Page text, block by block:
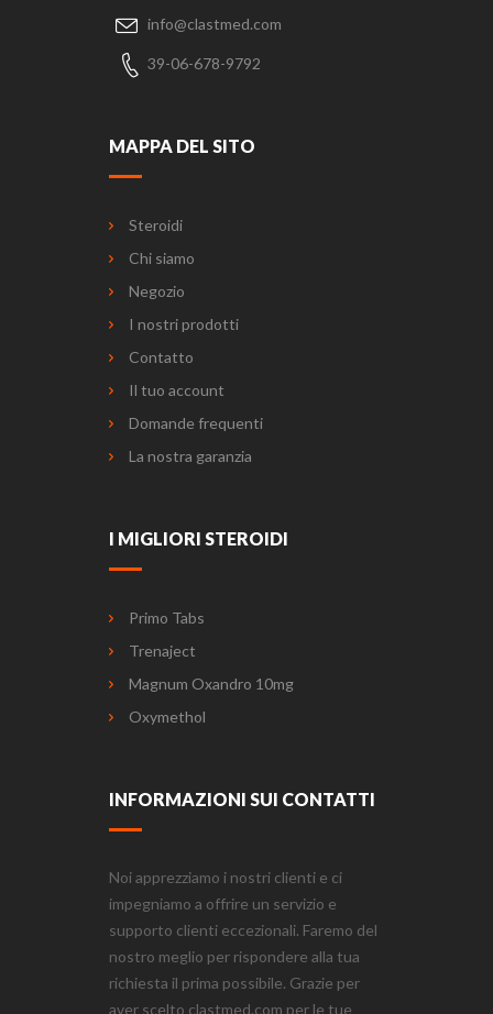
info@clastmed.com
39-06-678-9792
MAPPA DEL SITO
Steroidi
Chi siamo
Negozio
I nostri prodotti
Contatto
Il tuo account
Domande frequenti
La nostra garanzia
I MIGLIORI STEROIDI
Primo Tabs
Trenaject
Magnum Oxandro 10mg
Oxymethol
INFORMAZIONI SUI CONTATTI
Noi apprezziamo i nostri clienti e ci
impegniamo a offrire un servizio e
supporto clienti eccezionali. Faremo del
nostro meglio per rispondere alla tua
richiesta il prima possibile. Grazie per
aver scelto clastmed.com per le tue